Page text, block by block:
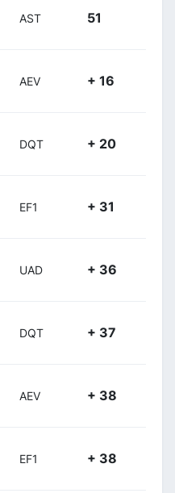
AST 51
AEV + 16
DQT + 20
EF1 + 31
UAD + 36
DQT + 37
AEV + 38
EF1 + 38